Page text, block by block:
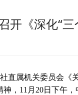
开《深化“
直属机关委员会《
神，11月20日下午